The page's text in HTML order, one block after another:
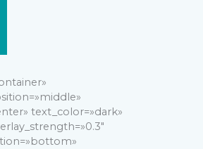
text_color=»dark»